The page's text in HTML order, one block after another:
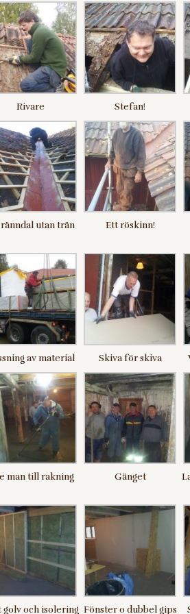
Rivare Stefan!
utan trän Ett röskinn!
av material Skiva för skiva
man till rakning Gänget
golv och isolering Fönster o dubbel gips